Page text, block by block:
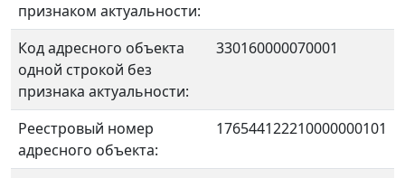
признаком актуальности:
Код адресного объекта
одной строкой без
признака актуальности:
330160000070001
Реестровый номер
адресного объекта:
176544122210000000101